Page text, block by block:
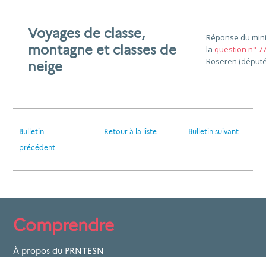
Voyages de classe,
montagne et classes de
neige
Réponse du
la question n°
Roseren
Bulletin
précédent
Retour à la liste Bulletin suivant
Comprendre
À propos du PRNTESN